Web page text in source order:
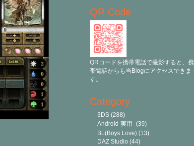
QR Code
QRコードを携帯電話で撮影すると、携
帯電話からも当Blogにアクセスできま
す。
Category
3DS (288)
Android-実用- (39)
BL(Boys Love) (13)
DAZ Studio (44)